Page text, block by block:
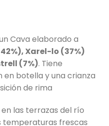
Cava elaborado a
Xarel-lo (37%)
(7%). Tiene
botella y una crianza
de rima
las terrazas del río
temperaturas frescas